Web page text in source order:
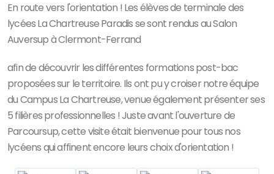
En route vers l'orientation ! Les élèves de terminale des
lycées La Chartreuse Paradis se sont rendus au Salon
Auversup à Clermont-Ferrand
afin de découvrir les différentes formations post-bac
proposées sur le territoire. Ils ont pu y croiser notre équipe
du Campus La Chartreuse, venue également présenter ses
5 filières professionnelles ! Juste avant l'ouverture de
Parcoursup, cette visite était bienvenue pour tous nos
lycéens qui affinent encore leurs choix d'orientation !